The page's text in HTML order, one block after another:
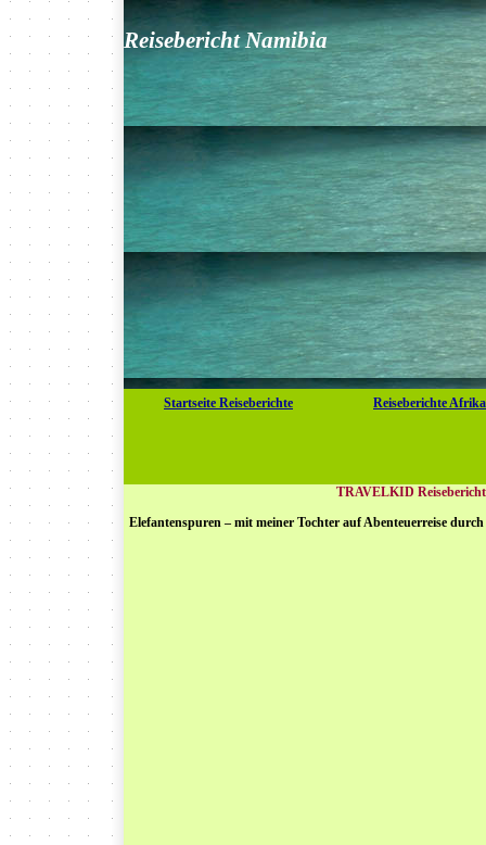
Reisebericht Namibia
Startseite Reiseberichte Reiseberichte Afrika
TRAVELKID
Elefantenspuren – mit meiner Tochter auf Abenteuerreise